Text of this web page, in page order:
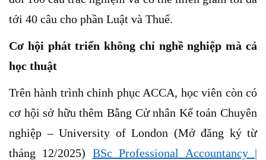
tới 40 câu cho phần Luật và Thuế.
Cơ hội phát triểnkhông chỉ nghề nghiệp mà cả
học thuật
Trên hành trình chinh phục ACCA, học viên còn có
cơ hội sở hữu thêm Bằng Cử nhân Kế toán Chuyên
nghiệp – University of London (Mở đăng ký từ
tháng 12/2025) BSc Professional Accountancy |